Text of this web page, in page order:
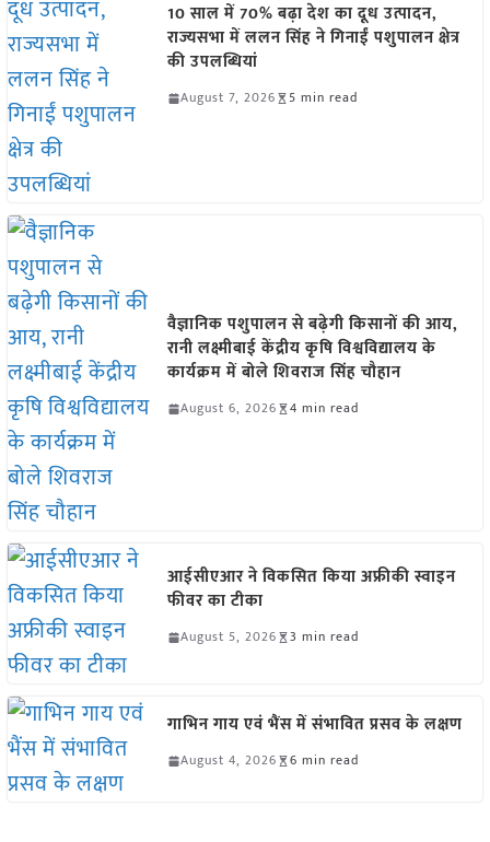
10 साल में 70% बढ़ा देश का दूध उत्पादन,
राज्यसभा में ललन सिंह ने गिनाईं पशुपालन क्षेत्र
की उपलब्धियां
August 7, 2026 5 min read
वैज्ञानिक पशुपालन से बढ़ेगी किसानों की आय,
रानी लक्ष्मीबाई केंद्रीय कृषि विश्वविद्यालय के
कार्यक्रम में बोले शिवराज सिंह चौहान
August 6, 2026 4 min read
आईसीएआर ने विकसित किया अफ्रीकी स्वाइन
फीवर का टीका
August 5, 2026 3 min read
गाभिन गाय एवं भैंस में संभावित प्रसव के लक्षण
August 4, 2026 6 min read